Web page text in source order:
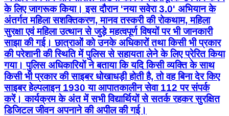
के लिए जागरूक किया। इस दौरान 'नया सवेरा 3.0' अभियान के
अंतर्गत महिला सशक्तिकरण, मानव तस्करी की रोकथाम, महिला
सुरक्षा एवं महिला उत्थान से जुड़े महत्वपूर्ण विषयों पर भी जानकारी
साझा की गई। छात्राओं को उनके अधिकारों तथा किसी भी प्रकार
की परेशानी की स्थिति में पुलिस से सहायता लेने के लिए प्रेरित किया
गया। पुलिस अधिकारियों ने बताया कि यदि किसी व्यक्ति के साथ
किसी भी प्रकार की साइबर धोखाधड़ी होती है, तो वह बिना देर किए
साइबर हेल्पलाइन 1930 या आपातकालीन सेवा 112 पर संपर्क
करें। कार्यक्रम के अंत में सभी विद्यार्थियों से सतर्क रहकर सुरक्षित
डिजिटल जीवन अपनाने की अपील की गई।